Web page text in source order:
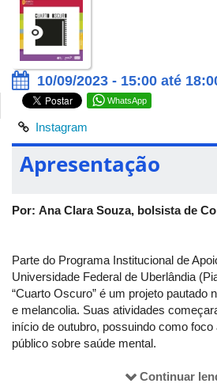
10/09/2023 - 15:00 até
WhatsApp
Instagram
Apresentação
Por: Ana Clara Souza, bolsista de
Parte do Programa Institucional de
Universidade Federal de Uberlândia
“Cuarto Oscuro” é um projeto pautado
e melancolia. Suas atividades
início de outubro, possuindo como
público sobre saúde mental.
e está com inscrições abertas. Elas
Continuar